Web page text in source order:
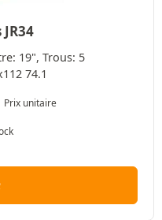
JR34
19", Trous: 5
74.1
Prix unitaire